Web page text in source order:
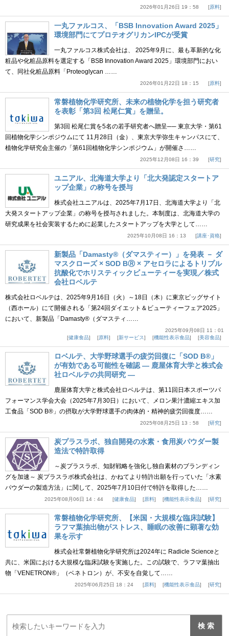
2026年01月26日 19：58 原料
一丸ファルコス、「BSB Innovation Award 2025」
環境部門にてプロテオグリカンIPCが受賞
一丸ファルコス株式会社は、 2025年9月に、最も革新的な化
粧品や化粧品原料を選定する「BSB Innovation Award 2025」環境部門におい
て、同社化粧品原料「Proteoglycan ……
2026年01月22日 18：15 原料
常磐植物化学研究所、未来の植物化学を担う研究者
を表彰「第3回 松尾仁賞」を贈呈。
第3回 松尾仁賞を5名の若手研究者へ贈呈── 東京大学・第61
回植物化学シンポジウムにて 11月28日（金）、東京大学弥生キャンパスにて、
植物化学研究会主催の「第61回植物化学シンポジウム」が開催さ……
2025年12月08日 16：39 研究
ユニアル、北海道大学より「北大発認定スタートア
ップ企業」の称号を授与
株式会社ユニアルは、2025年7月17日、北海道大学より「北
大発スタートアップ企業」の称号を授与されました。本制度は、北海道大学の
研究成果を社会実装するために起業したスタートアップを大学として……
2025年10月08日 16：13 講座･資格
新製品「Damasty®（ダマスティー）」を発表 － ダ
マスクローズ × SOD BⓇ × アセロラによるトリプル
抗酸化でホリスティックビューティーを実現／株式
会社ロベルテ
株式会社ロベルテは、2025年9月16日（火）～18日（木）に東京ビッグサイト
（西ホール）にて開催される「第24回ダイエット＆ビューティーフェア2025」
において、新製品「Damasty®（ダマスティ……
2025年09月08日 11：01
健康食品
原料 新サービス 機能性表示食品 美容食品
ロベルテ、大学野球選手の疲労回復に「SOD B®」
が有効である可能性を確認 ― 鹿屋体育大学と株式会
社ロベルテの共同研究 ―
鹿屋体育大学と株式会社ロベルテは、第11回日本スポーツパ
フォーマンス学会大会（2025年7月30日）において、メロン果汁濃縮エキス加
工食品「SOD B®」の摂取が大学野球選手の肉体的・精神的疲労回復度……
2025年08月25日 13：58 研究
炭プラスラボ、独自開発の水素・食用炭パウダー製
造法で特許取得
～炭プラスラボ、知財戦略を強化し独自素材のブランディン
グを加速～ 炭プラスラボ株式会社は、かねてより特許出願を行っていた「水素
パウダーの製造方法」に関して、2025年7月10日付で特許を取得した……
2025年08月06日 14：44 健康食品 原料 機能性表示食品 研究
常磐植物化学研究所、【米国・大規模な臨床試験】
ラフマ葉抽出物がストレス、睡眠の改善に顕著な効
果を示す
株式会社常磐植物化学研究所は2024年に Radicle Scienceと
共に、米国における大規模な臨床試験を実施した。この試験で、ラフマ葉抽出
物「VENETRON®」（ベネトロン）が、不安を自覚して……
2025年06月25日 18：24 原料 機能性表示食品 研究